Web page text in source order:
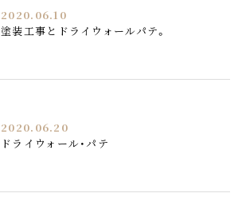
2020.06.10
塗装工事とドライウォールパテ。
2020.06.20
ドライウォール・パテ